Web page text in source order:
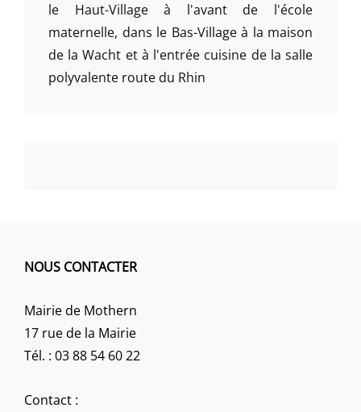
le Haut-Village à l'avant de l'école
maternelle, dans le Bas-Village à la maison
de la Wacht et à l'entrée cuisine de la salle
polyvalente route du Rhin
NOUS CONTACTER
Mairie de Mothern
17 rue de la Mairie
Tél. : 03 88 54 60 22
Contact :